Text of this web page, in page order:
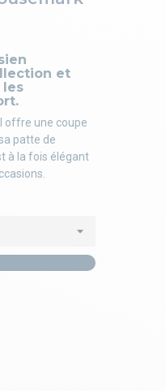
et
les
offre une coupe
patte de
à la fois élégant